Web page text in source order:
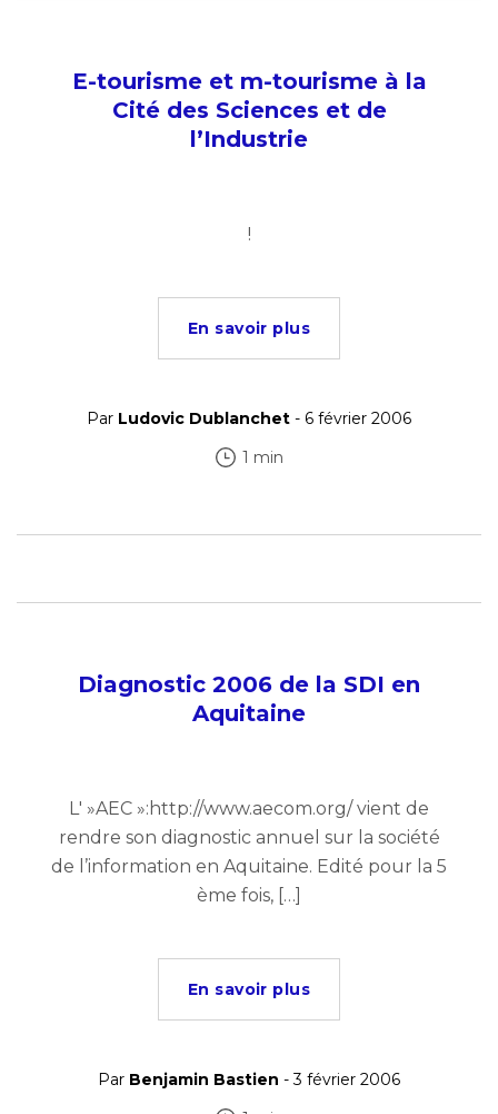
E-tourisme et m-tourisme à la
Cité des Sciences et de
l’Industrie
!
En savoir plus
Par Ludovic Dublanchet - 6 février 2006
1 min
Diagnostic 2006 de la SDI en
Aquitaine
L' »AEC »:http://www.aecom.org/ vient de
rendre son diagnostic annuel sur la société
de l’information en Aquitaine. Edité pour la 5
ème fois, […]
En savoir plus
Par Benjamin Bastien - 3 février 2006